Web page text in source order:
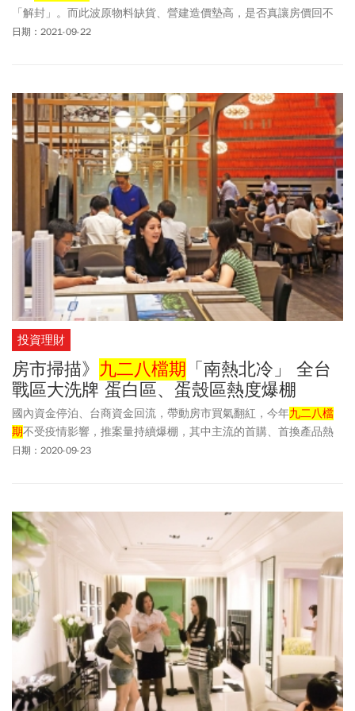
「解封」。而此波原物料缺貨、營建造價墊高，是否真讓房價回不
去了？疫後房市多空交戰，又有哪些趨勢值得觀察？
日期：2021-09-22
投資理財
房市掃描》 九二八檔期 「南熱北冷」 全台
戰區大洗牌 蛋白區、蛋殼區熱度爆棚
國內資金停泊、台商資金回流，帶動房市買氣翻紅，今年九二八檔
期不受疫情影響，推案量持續爆棚，其中主流的首購、首換產品熱
銷，各地更頻傳建案秒殺完售。
日期：2020-09-23